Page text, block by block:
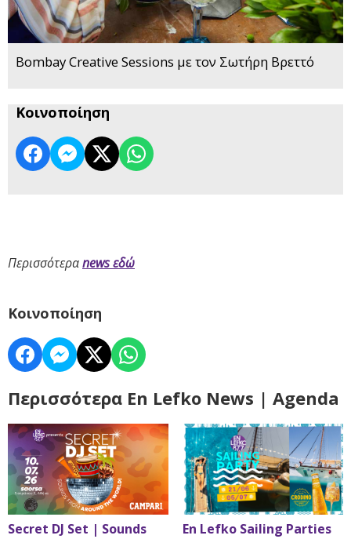
Bombay Creative Sessions με τον Σωτήρη Βρεττό
Κοινοποίηση
Περισσότεραnews εδώ
Κοινοποίηση
Περισσότερα En Lefko News | Agenda
Secret DJ Set | Sounds
En Lefko Sailing Parties